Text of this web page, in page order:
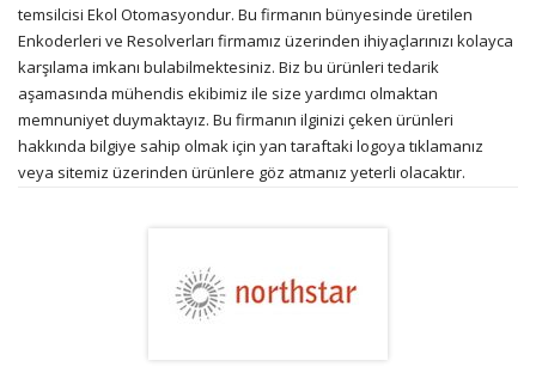
temsilcisi Ekol Otomasyondur. Bu firmanın bünyesinde üretilen
Enkoderleri ve Resolverları firmamız üzerinden ihiyaçlarınızı kolayca
karşılama imkanı bulabilmektesiniz. Biz bu ürünleri tedarik
aşamasında mühendis ekibimiz ile size yardımcı olmaktan
memnuniyet duymaktayız. Bu firmanın ilginizi çeken ürünleri
hakkında bilgiye sahip olmak için yan taraftaki logoya tıklamanız
veya sitemiz üzerinden ürünlere göz atmanız yeterli olacaktır.